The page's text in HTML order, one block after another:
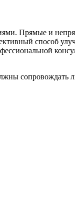
Прямые и
способ